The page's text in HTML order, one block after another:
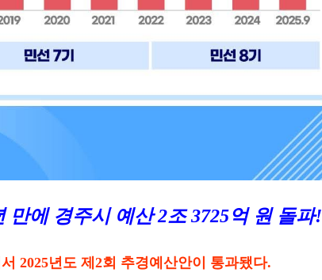
만에 경주시 예산 2조 3725억 원 돌파!
2025년도 제2회 추경예산안이 통과됐다.